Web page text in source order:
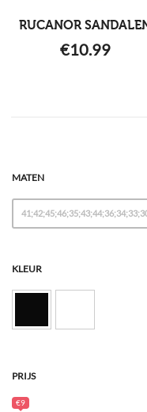
RUCANOR
€10.99
MATEN
KLEUR
PRIJS
€9